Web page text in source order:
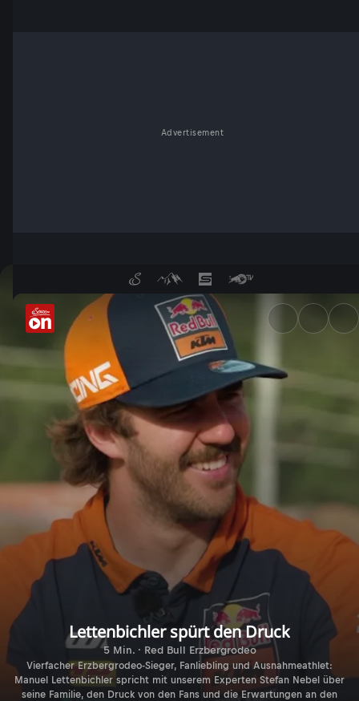
Advertisement
Manuel Lettenbichler im
Lettenbichler spürt den Druck
5 Min. · Red Bull Erzbergrodeo
Vierfacher Erzbergrodeo-Sieger, Fanliebling und Ausnahmeathlet:
Manuel Lettenbichler spricht mit unserem Experten Stefan Nebel über
seine Familie, den Druck von den Fans und die Erwartungen an den